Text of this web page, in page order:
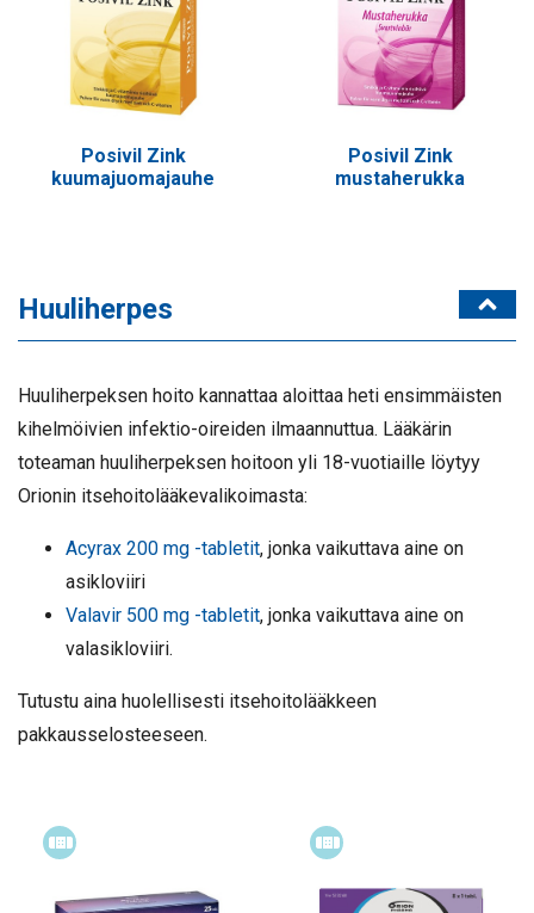
Posivil Zink
kuumajuomajauhe
Posivil Zink
mustaherukka
Huuliherpes
Huuliherpeksen hoito kannattaa aloittaa heti ensimmäisten
kihelmöivien infektio-oireiden ilmaannuttua. Lääkärin
toteaman huuliherpeksen hoitoon yli 18-vuotiaille löytyy
Orionin itsehoitolääkevalikoimasta:
Acyrax 200 mg -tabletit, jonka vaikuttava aine on
asikloviiri
Valavir 500 mg -tabletit, jonka vaikuttava aine on
valasikloviiri.
Tutustu aina huolellisesti itsehoitolääkkeen
pakkausselosteeseen.